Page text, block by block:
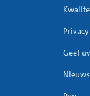
op
Privacy
Geef
Nieuws